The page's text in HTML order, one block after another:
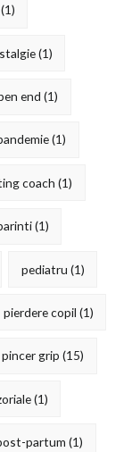
(1)
end (1)
(1)
coach (1)
(1)
pediatru (1)
pierdere copil (1)
pincer grip (15)
(1)
partum (1)